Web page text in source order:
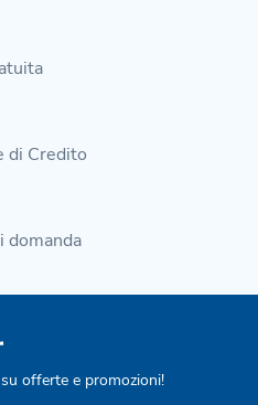
di Credito
domanda
offerte e promozioni!